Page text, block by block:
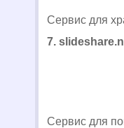
Сервис для
7.
Сервис для